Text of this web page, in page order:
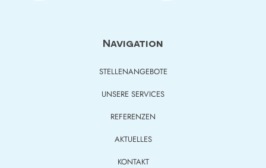
Navigation
STELLENANGEBOTE
UNSERE SERVICES
REFERENZEN
AKTUELLES
KONTAKT